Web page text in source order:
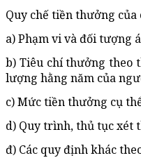
Quy chế tiền thưởng
a) Phạm vi và đối tượng
b) Tiêu chí thưởng theo
lượng hằng năm của
c) Mức tiền thưởng cụ
d) Quy trình, thủ tục xét
đ) Các quy định khác